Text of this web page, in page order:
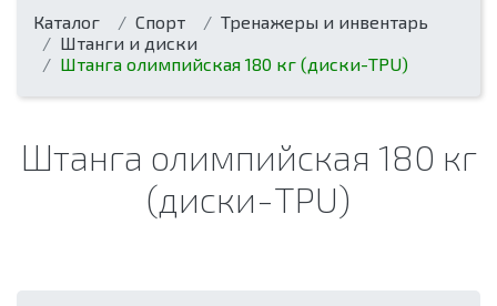
Каталог Спорт
Тренажеры и инвентарь
Штанги и диски
Штанга олимпийская 180 кг (диски-TPU)
Штанга олимпийская 180 кг
(диски-TPU)